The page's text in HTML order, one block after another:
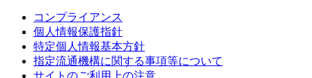
コンプライアンス
個人情報保護指針
特定個人情報基本方針
指定流通機構に関する事項等について
サイトのご利用上の注意